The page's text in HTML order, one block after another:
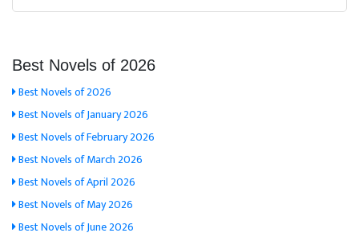
Best Novels of 2026
Best Novels of 2026
Best Novels of January 2026
Best Novels of February 2026
Best Novels of March 2026
Best Novels of April 2026
Best Novels of May 2026
Best Novels of June 2026